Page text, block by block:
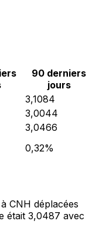
90 derniers
jours
3,1084
3,0044
3,0466
0,32%
CNH déplacées
était 3,0487 avec